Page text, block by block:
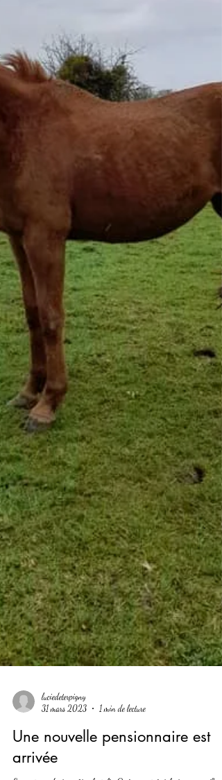
luciedeterpigny
31 mars 2023
1 min de lecture
Une nouvelle pensionnaire est